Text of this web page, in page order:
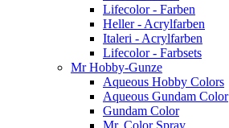
Lifecolor - Farben
Heller - Acrylfarben
Italeri - Acrylfarben
Lifecolor - Farbsets
Mr Hobby-Gunze
Aqueous Hobby Colors
Aqueous Gundam Color
Gundam Color
Mr. Color Spray